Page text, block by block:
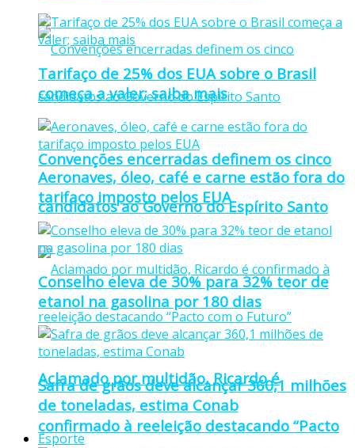
Convenções encerradas definem os cinco
candidatos ao Governo do Espírito Santo
Aclamado por multidão, Ricardo é
confirmado à reeleição destacando “Pacto
Tarifaço de 25% dos EUA sobre o Brasil
começa a valer; saiba mais
Aeronaves, óleo, café e carne estão fora do
tarifaço imposto pelos EUA
Conselho eleva de 30% para 32% teor de
etanol na gasolina por 180 dias
Safra de grãos deve alcançar 360,1 milhões
de toneladas, estima Conab
Esporte